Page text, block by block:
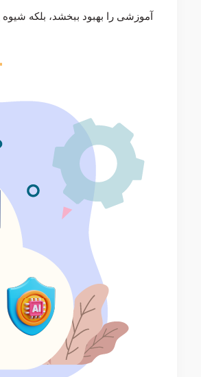
آموزشی را بهبود ببخشد، بلکه